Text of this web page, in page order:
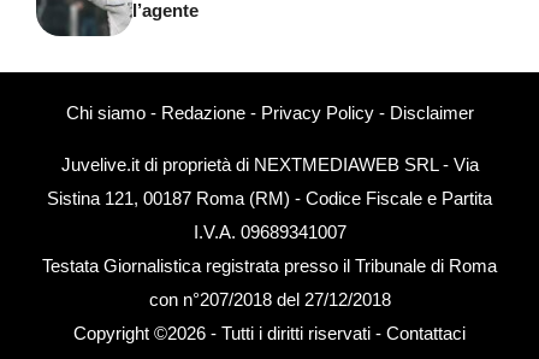
l’agente
Chi siamo- Redazione- Privacy Policy- Disclaimer
Juvelive.it di proprietà di NEXTMEDIAWEB SRL - Via
Sistina 121, 00187 Roma (RM) - Codice Fiscale e Partita
I.V.A. 09689341007
Testata Giornalistica registrata presso il Tribunale di Roma
con n°207/2018 del 27/12/2018
Copyright ©2026 - Tutti i diritti riservati - Contattaci